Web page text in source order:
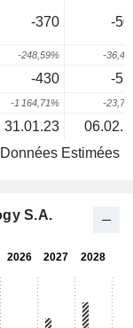
-370 -
-248,59% -
-430 -
-1 164,71% -
31.01.23
Données Estimées
S.A.